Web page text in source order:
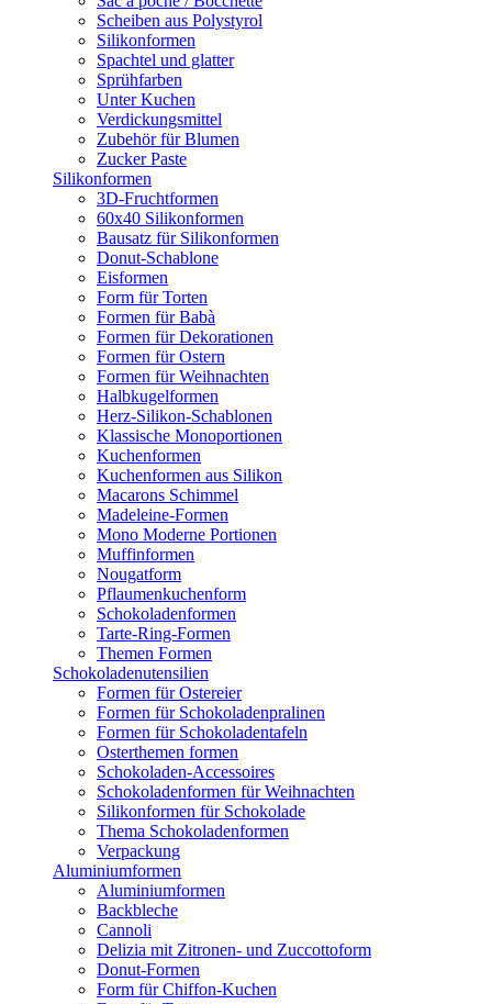
Scheiben aus Polystyrol
Silikonformen
Spachtel und glatter
Sprühfarben
Unter Kuchen
Verdickungsmittel
Zubehör für Blumen
Zucker Paste
Silikonformen
3D-Fruchtformen
60x40 Silikonformen
Bausatz für Silikonformen
Donut-Schablone
Eisformen
Form für Torten
Formen für Babà
Formen für Dekorationen
Formen für Ostern
Formen für Weihnachten
Halbkugelformen
Herz-Silikon-Schablonen
Klassische Monoportionen
Kuchenformen
Kuchenformen aus Silikon
Macarons Schimmel
Madeleine-Formen
Mono Moderne Portionen
Muffinformen
Nougatform
Pflaumenkuchenform
Schokoladenformen
Tarte-Ring-Formen
Themen Formen
Schokoladenutensilien
Formen für Ostereier
Formen für Schokoladenpralinen
Formen für Schokoladentafeln
Osterthemen formen
Schokoladen-Accessoires
Schokoladenformen für Weihnachten
Silikonformen für Schokolade
Thema Schokoladenformen
Verpackung
Aluminiumformen
Aluminiumformen
Backbleche
Cannoli
Delizia mit Zitronen- und Zuccottoform
Donut-Formen
Form für Chiffon-Kuchen